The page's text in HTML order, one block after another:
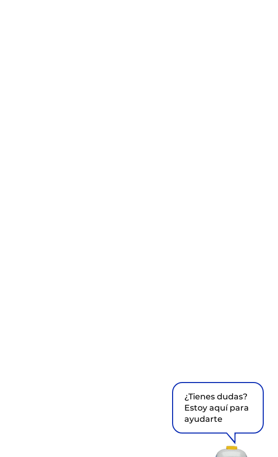
¿Tienes dudas?
Estoy aquí para
ayudarte